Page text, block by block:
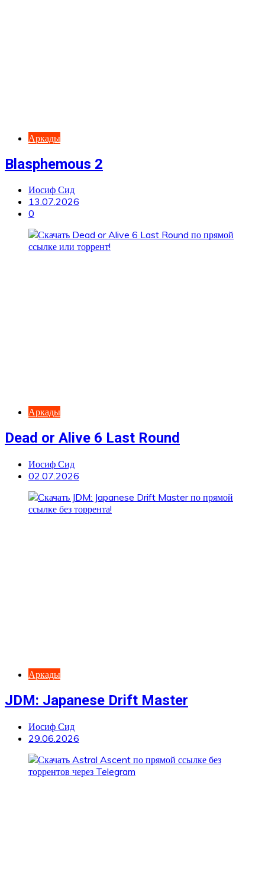
Аркады
Blasphemous 2
Иосиф Сид
13.07.2026
0
Аркады
Dead or Alive 6 Last Round
Иосиф Сид
02.07.2026
Аркады
JDM: Japanese Drift Master
Иосиф Сид
29.06.2026